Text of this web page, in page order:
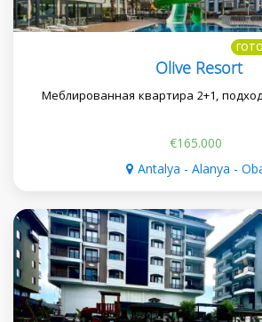
Olive Resort
Меблированная квартира 2+1,
€165.000
Antalya - Alanya -